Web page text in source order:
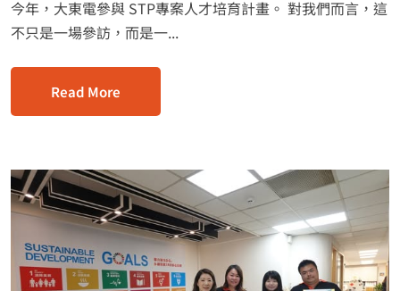
今年，大東電參與 STP專案人才培育計畫。 對我們而言，這
不只是一場參訪，而是一...
Read More